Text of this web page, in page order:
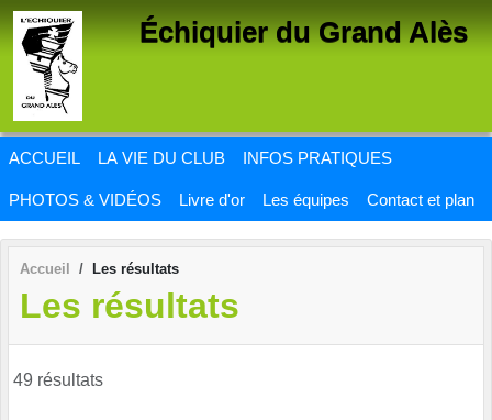
Échiquier du Grand Alès
ACCUEIL LA VIE DU CLUB INFOS PRATIQUES
PHOTOS & VIDÉOS Livre d'or Les équipes Contact et plan
Accueil Les résultats
Les résultats
49 résultats
Panneau de gestion des cookies